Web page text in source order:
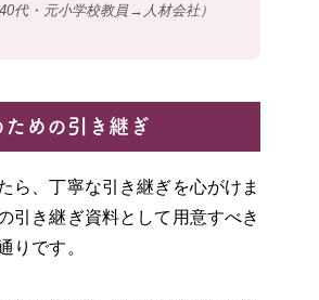
代・元小学校教員→人材会社）
ための引き継ぎ
ら、丁寧な引き継ぎを心がけま
引き継ぎ資料として用意すべき
りです。